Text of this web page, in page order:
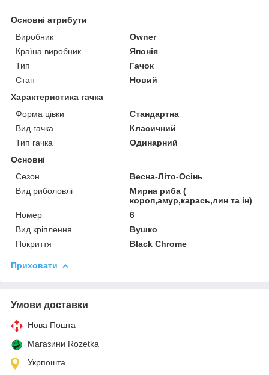
Основні атрибути
Виробник
Owner
Країна виробник
Японія
Тип
Гачок
Стан
Новий
Характеристика гачка
Форма цівки
Стандартна
Вид гачка
Класичний
Тип гачка
Одинарний
Основні
Сезон
Весна-Літо-Осінь
Вид риболовлі
Мирна риба (
короп,амур,карась,лин та ін)
Номер
6
Вид кріплення
Вушко
Покриття
Black Chrome
Приховати
Умови доставки
Нова Пошта
Магазини Rozetka
Укрпошта